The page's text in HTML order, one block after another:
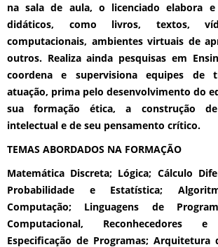
na sala de aula, o licenciado elabora e
didáticos, como livros, textos,
computacionais, ambientes virtuais de
outros. Realiza ainda pesquisas em
coordena e supervisiona equipes de
atuação, prima pelo desenvolvimento do
sua formação ética, a construção
intelectual e de seu pensamento crítico.
TEMAS ABORDADOS NA FORMAÇÃO
Matemática Discreta; Lógica; Cálculo
Probabilidade e Estatística;
Computação; Linguagens de
Computacional, Reconhecedores e
Especificação de Programas; Arquitetura